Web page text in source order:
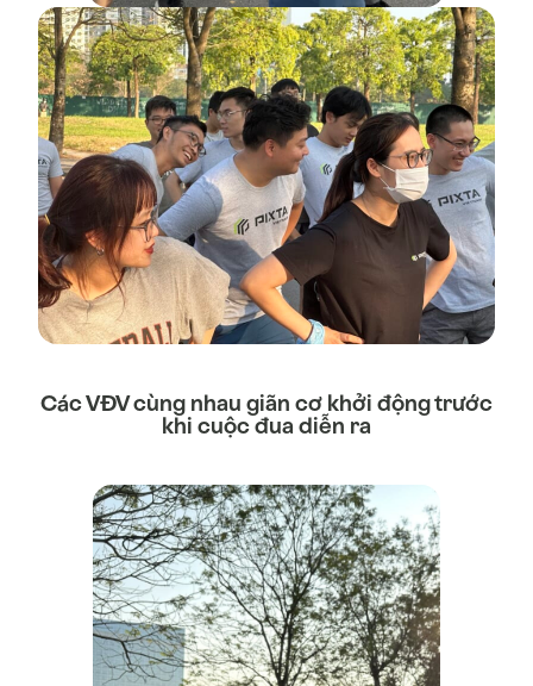
Các VĐV cùng nhau giãn cơ khởi động trước
khi cuộc đua diễn ra